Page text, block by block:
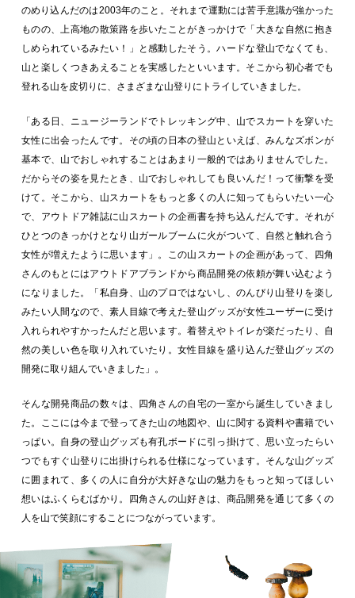
のめり込んだのは2003年のこと。それまで運動には苦手意識が強かった
ものの、上高地の散策路を歩いたことがきっかけで「大きな自然に抱き
しめられているみたい！」と感動したそう。ハードな登山でなくても、
山と楽しくつきあえることを実感したといいます。そこから初心者でも
登れる山を皮切りに、さまざまな山登りにトライしていきました。
「ある日、ニュージーランドでトレッキング中、山でスカートを穿いた
女性に出会ったんです。その頃の日本の登山といえば、みんなズボンが
基本で、山でおしゃれすることはあまり一般的ではありませんでした。
だからその姿を見たとき、山でおしゃれしても良いんだ！って衝撃を受
けて。そこから、山スカートをもっと多くの人に知ってもらいたい一心
で、アウトドア雑誌に山スカートの企画書を持ち込んだんです。それが
ひとつのきっかけとなり山ガールブームに火がついて、自然と触れ合う
女性が増えたように思います」。この山スカートの企画があって、四角
さんのもとにはアウトドアブランドから商品開発の依頼が舞い込むよう
になりました。「私自身、山のプロではないし、のんびり山登りを楽し
みたい人間なので、素人目線で考えた登山グッズが女性ユーザーに受け
入れられやすかったんだと思います。着替えやトイレが楽だったり、自
然の美しい色を取り入れていたり。女性目線を盛り込んだ登山グッズの
開発に取り組んでいきました」。
そんな開発商品の数々は、四角さんの自宅の一室から誕生していきまし
た。ここには今まで登ってきた山の地図や、山に関する資料や書籍でい
っぱい。自身の登山グッズも有孔ボードに引っ掛けて、思い立ったらい
つでもすぐ山登りに出掛けられる仕様になっています。そんな山グッズ
に囲まれて、多くの人に自分が大好きな山の魅力をもっと知ってほしい
想いはふくらむばかり。四角さんの山好きは、商品開発を通じて多くの
人を山で笑顔にすることにつながっています。